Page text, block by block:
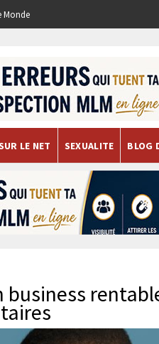
Monde
LE NET SEXUALITE BLOG
business